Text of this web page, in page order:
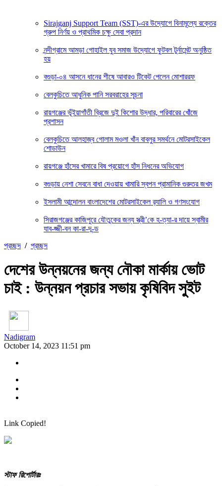
Sirajganj Support Team (SST)-এর উদ্যোগে বিনামূল্যে রক্তের
গ্রুপ নির্ণয় ও প্রাথমিক চক্ষু সেবা প্রদান
নন্দীগ্রামে আমড়া গোহাইল যুব সমাজ উদ্যোগে ফুটবল টুর্নামেন্ট অনুষ্ঠিত
হয়
বগুড়া-০৪ আসনে ধানের শীষে আবারও টিকেট পেলেন মোশাররফ
বেলকুচিতে আধুনিক পানি সরবরাহের সূচনা
রায়গঞ্জের ভূঁইয়াগাঁতী ব্রিজে দুই কিশোর উদ্ধার, পরিবারের খোঁজে
প্রশাসন
বেলকুচিতে আলহাজ্ব গোলাম মওলা খাঁন বাবলুর সমর্থনে মোটরসাইকেল
শোডাউন
রায়গঞ্জে হাঁসের খামারে বিষ প্রয়োগে হাঁস নিধনের অভিযোগ
বগুড়ায় নেশা সেবনে বাধা দেওয়ায় খামারি স্বপন প্রামানিক গুরুতর জখম
ইসলামী আন্দোলন বাংলাদেশের মোটরসাইকেল র‍্যালি ও গণসংযোগ
সিরাজগঞ্জের কাজিপুরে যৌতুকের জন্য স্ত্রী’কে হ-ত্যা-র দায়ে স্বামীর
যাব-জ্জী-বন কা-রা-দ-ন্ড
প্রচ্ছদ / প্রচ্ছদ
দেশের উন্নয়নের জন্য নৌকা মার্কায় ভোট
চাই : উন্নয়ন প্রচার সভায় কৃষিবিদ সুইট
Nadigram
October 14, 2023 11:51 pm
Link Copied!
স্টাফ রিপোর্টারঃ